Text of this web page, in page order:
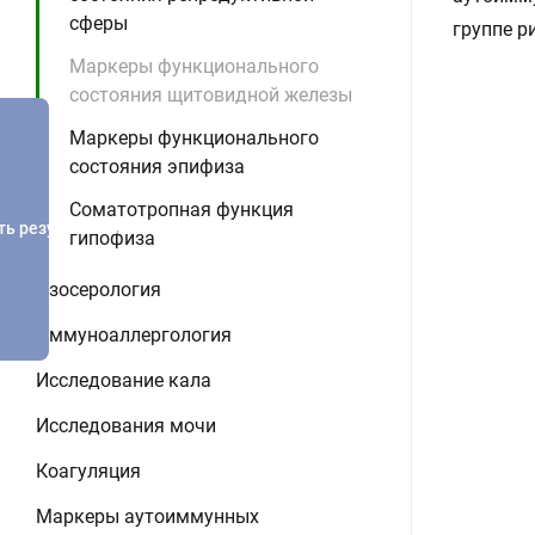
сферы
Маркеры функционального
состояния щитовидной железы
Маркеры функционального
состояния эпифиза
Соматотропная функция
гипофиза
Изосерология
Иммуноаллергология
Исследование кала
Исследования мочи
Коагуляция
Маркеры аутоиммунных
группе
результатов